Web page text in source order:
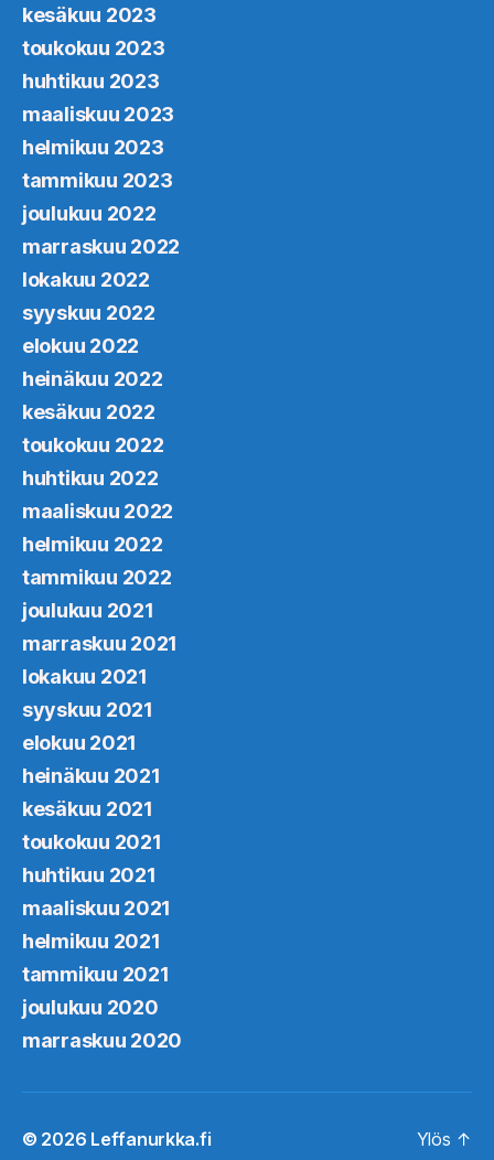
kesäkuu 2023
toukokuu 2023
huhtikuu 2023
maaliskuu 2023
helmikuu 2023
tammikuu 2023
joulukuu 2022
marraskuu 2022
lokakuu 2022
syyskuu 2022
elokuu 2022
heinäkuu 2022
kesäkuu 2022
toukokuu 2022
huhtikuu 2022
maaliskuu 2022
helmikuu 2022
tammikuu 2022
joulukuu 2021
marraskuu 2021
lokakuu 2021
syyskuu 2021
elokuu 2021
heinäkuu 2021
kesäkuu 2021
toukokuu 2021
huhtikuu 2021
maaliskuu 2021
helmikuu 2021
tammikuu 2021
joulukuu 2020
marraskuu 2020
© 2026 Leffanurkka.fi Ylös ↑